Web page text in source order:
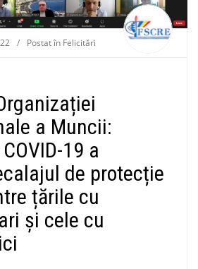
/ Postat în Felicitări
a Muncii:
19 a
de protecție
țările cu
și cele cu